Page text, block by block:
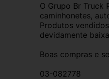
O Grupo Br Truck
caminhonetes,
Produtos
devidamente
Boas compras e
03-082778